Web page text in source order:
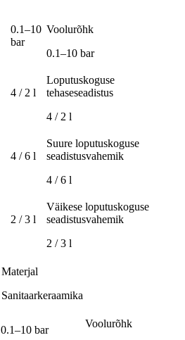
0.1–10
bar
Voolurõhk
0.1–10 bar
4 / 2 l
Loputuskoguse
tehaseseadistus
4 / 2 l
4 / 6 l
Suure loputuskoguse
seadistusvahemik
4 / 6 l
2 / 3 l
Väikese loputuskoguse
seadistusvahemik
2 / 3 l
Materjal
Sanitaarkeraamika
0.1–10 bar
Voolurõhk